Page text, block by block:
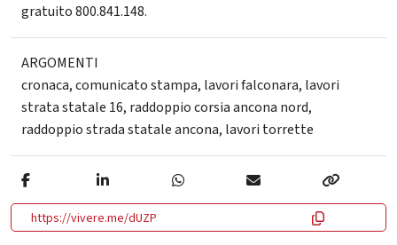
gratuito 800.841.148.
ARGOMENTI
cronaca,comunicato stampa, lavori falconara, lavori
strata statale 16, raddoppio corsia ancona nord,
raddoppio strada statale ancona, lavori torrette
https://vivere.me/dUZP